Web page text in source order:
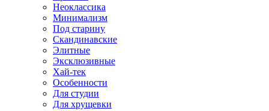
Неоклассика
Минимализм
Под старину
Скандинавские
Элитные
Эксклюзивные
Хай-тек
Особенности
Для студии
Для хрущевки